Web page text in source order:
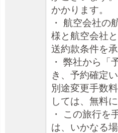
かかります。
・ 航空会社の
様と航空会社
送約款条件を
・ 弊社から「
き、予約確定
別途変更手数
しては、無料
・ この旅行を
は、いかなる